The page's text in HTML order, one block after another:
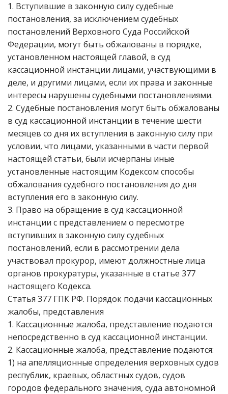
1. Вступившие в законную силу судебные
постановления, за исключением судебных
постановлений Верховного Суда Российской
Федерации, могут быть обжалованы в порядке,
установленном настоящей главой, в суд
кассационной инстанции лицами, участвующими в
деле, и другими лицами, если их права и законные
интересы нарушены судебными постановлениями.
2. Судебные постановления могут быть обжалованы
в суд кассационной инстанции в течение шести
месяцев со дня их вступления в законную силу при
условии, что лицами, указанными в части первой
настоящей статьи, были исчерпаны иные
установленные настоящим Кодексом способы
обжалования судебного постановления до дня
вступления его в законную силу.
3. Право на обращение в суд кассационной
инстанции с представлением о пересмотре
вступивших в законную силу судебных
постановлений, если в рассмотрении дела
участвовал прокурор, имеют должностные лица
органов прокуратуры, указанные в статье 377
настоящего Кодекса.
Статья 377 ГПК РФ. Порядок подачи кассационных
жалобы, представления
1. Кассационные жалоба, представление подаются
непосредственно в суд кассационной инстанции.
2. Кассационные жалоба, представление подаются:
1) на апелляционные определения верховных судов
республик, краевых, областных судов, судов
городов федерального значения, суда автономной